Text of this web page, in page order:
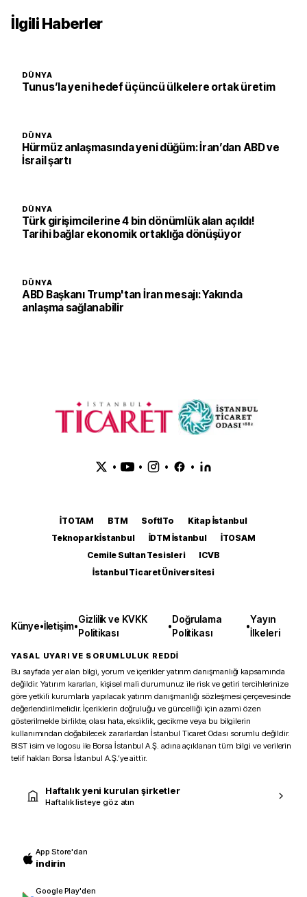
İlgili Haberler
DÜNYA
Tunus’la yeni hedef üçüncü ülkelere ortak üretim
DÜNYA
Hürmüz anlaşmasında yeni düğüm: İran’dan ABD ve
İsrail şartı
DÜNYA
Türk girişimcilerine 4 bin dönümlük alan açıldı!
Tarihi bağlar ekonomik ortaklığa dönüşüyor
DÜNYA
ABD Başkanı Trump'tan İran mesajı: Yakında
anlaşma sağlanabilir
• • • •
İTOTAM BTM SoftITo
Kitap İstanbul
Teknopark İstanbul
İDTM İstanbul
İTOSAM
Cemile Sultan Tesisleri
ICVB
İstanbul Ticaret Üniversitesi
Künye•İletişim•
Gizlilik ve KVKK
Politikası
•
Doğrulama
Politikası
•
Yayın
İlkeleri
YASAL UYARI VE SORUMLULUK REDDİ
Bu sayfada yer alan bilgi, yorum ve içerikler yatırım danışmanlığı kapsamında
değildir. Yatırım kararları, kişisel mali durumunuz ile risk ve getiri tercihlerinize
göre yetkili kurumlarla yapılacak yatırım danışmanlığı sözleşmesi çerçevesinde
değerlendirilmelidir. İçeriklerin doğruluğu ve güncelliği için azami özen
gösterilmekle birlikte, olası hata, eksiklik, gecikme veya bu bilgilerin
kullanımından doğabilecek zararlardan İstanbul Ticaret Odası sorumlu değildir.
BIST isim ve logosu ile Borsa İstanbul A.Ş. adına açıklanan tüm bilgi ve verilerin
telif hakları Borsa İstanbul A.Ş.’ye aittir.
Haftalık yeni kurulan şirketler
Haftalık listeye göz atın
App Store'dan
indirin
Google Play'den